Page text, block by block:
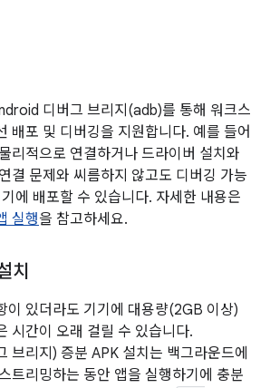
디버그 브리지(adb)를 통해 워크스
배포 및 디버깅을 지원합니다. 예를 들어
리적으로 연결하거나 드라이버 설치와
결 문제와 씨름하지 않고도 디버깅 가능
에 배포할 수 있습니다. 자세한 내용은
실행을 참고하세요.
치
이 있더라도 기기에 대용량(2GB 이상)
시간이 오래 걸릴 수 있습니다.
브리지) 증분 APK 설치는 백그라운드에
트리밍하는 동안 앱을 실행하기에 충분